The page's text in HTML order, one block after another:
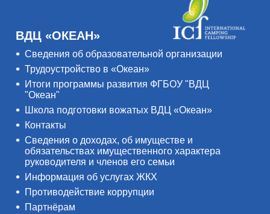
ВДЦ «ОКЕАН»
Сведения об образовательной организации
Трудоустройство в «Океан»
Итоги программы развития ФГБОУ "ВДЦ
"Океан"
Школа подготовки вожатых ВДЦ «Океан»
Контакты
Сведения о доходах, об имуществе и
обязательствах имущественного характера
руководителя и членов его семьи
Информация об услугах ЖКХ
Противодействие коррупции
Партнёрам